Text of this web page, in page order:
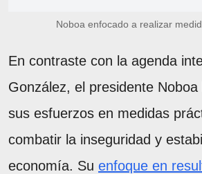
Noboa enfocado a realizar
En contraste con la agenda
González, el presidente
sus esfuerzos en medidas
combatir la inseguridad y
economía. Su enfoque en